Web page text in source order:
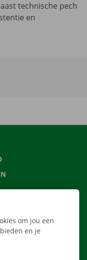
technische pech
en
om jou een
en je